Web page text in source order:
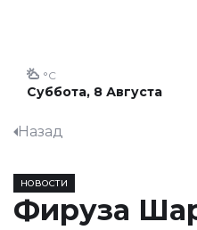
Суббота, 8 Августа
°C
Назад
НОВОСТИ
Фируза